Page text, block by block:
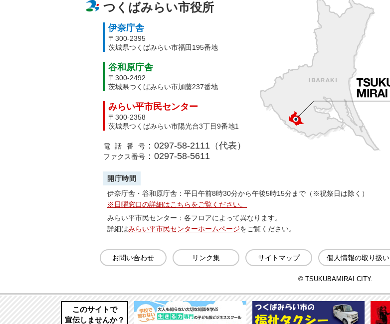
つくばみらい市役所
伊奈庁舎
〒300-2395
茨城県つくばみらい市福田195番地
谷和原庁舎
〒300-2492
茨城県つくばみらい市加藤237番地
みらい平市民センター
〒300-2358
茨城県つくばみらい市陽光台3丁目9番地1
電話番号 ：0297-58-2111（代表）
ファクス番号 ：0297-58-5611
開庁時間
伊奈庁舎・谷和原庁舎：平日午前8時30分から午後5時15分まで（※祝祭日は除く）
※日曜窓口の詳細はこちらをご覧ください。
みらい平市民センター：各フロアによって異なります。
詳細はみらい平市民センターホームページをご覧ください。
お問い合わせ リンク集 サイトマップ 個人情報の取り扱い
© TSUKUBAMIRAI CITY.
このサイトで
宣伝しませんか？